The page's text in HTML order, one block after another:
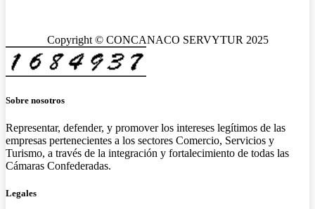
Copyright © CONCANACO SERVYTUR 2025
Sobre nosotros
Representar, defender, y promover los intereses legítimos de las
empresas pertenecientes a los sectores Comercio, Servicios y
Turismo, a través de la integración y fortalecimiento de todas las
Cámaras Confederadas.
Legales